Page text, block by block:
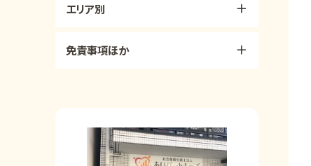
エリア別
免責事項ほか